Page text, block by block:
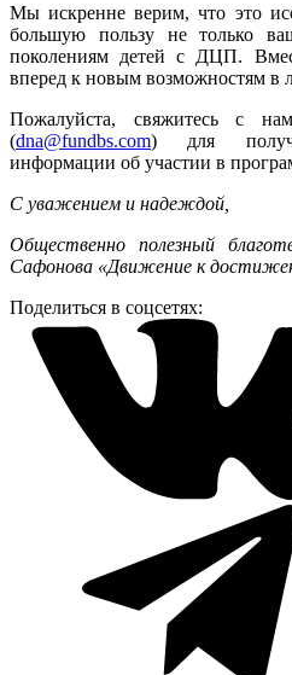
Мы искренне верим, что это
большую пользу не только
поколениям детей с ДЦП.
вперед к новым возможностям в
Пожалуйста, свяжитесь с
(dna@fundbs.com) для
информации об участии в
С уважением и надеждой,
Общественно полезный
Сафонова «Движение к
Поделиться в соцсетях: